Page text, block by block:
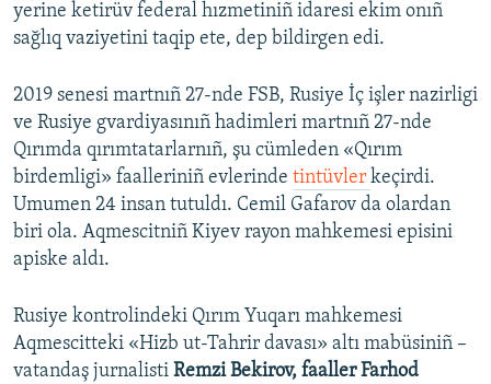
yerine ketirüv federal hızmetiniñ idaresi ekim onıñ
sağlıq vaziyetini taqip ete, dep bildirgen edi.
2019 senesi martnıñ 27-nde FSB, Rusiye İç işler nazirligi
ve Rusiye gvardiyasınıñ hadimleri martnıñ 27-nde
Qırımda qırımtatarlarnıñ, şu cümleden «Qırım
birdemligi» faalleriniñ evlerinde tintüvler keçirdi.
Umumen 24 insan tutuldı. Cemil Gafarov da olardan
biri ola. Aqmescitniñ Kiyev rayon mahkemesi episini
apiske aldı.
Rusiye kontrolindeki Qırım Yuqarı mahkemesi
Aqmescitteki «Hizb ut-Tahrir davası» altı mabüsiniñ –
vatandaş jurnalisti Remzi Bekirov, faaller Farhod